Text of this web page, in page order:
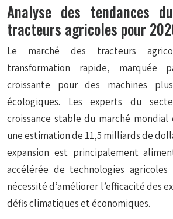
Analyse des tendances
tracteurs agricoles pour
Le marché des tracteurs
transformation rapide, marquée
croissante pour des machines
écologiques. Les experts du
croissance stable du marché mondial
une estimation de 11,5 milliards de
expansion est principalement
accélérée de technologies
nécessité d’améliorer l’efficacité des
défis climatiques et économiques.